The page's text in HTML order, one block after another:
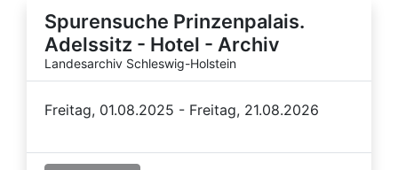
Spurensuche Prinzenpalais.
Adelssitz - Hotel - Archiv
Landesarchiv Schleswig-Holstein
Freitag, 01.08.2025 - Freitag, 21.08.2026